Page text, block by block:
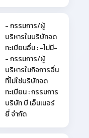
- กรรมการ/ผู้
บริหารในบริษัทจด
ทะเบียนอื่น : -ไม่มี-
- กรรมการ/ผู้
บริหารในกิจการอื่น
ที่ไม่ใช่บริษัทจด
ทะเบียน : กรรมการ
บริษัท บี เอ็นเนอร์
ยี่ จำกัด